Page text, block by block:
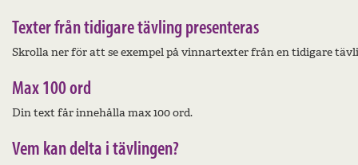
Texter från tidigare tävling presenteras
Skrolla ner för att se exempel på vinnartexter från en tidigare
Max 100 ord
Din text får innehålla max 100 ord.
Vem kan delta i tävlingen?